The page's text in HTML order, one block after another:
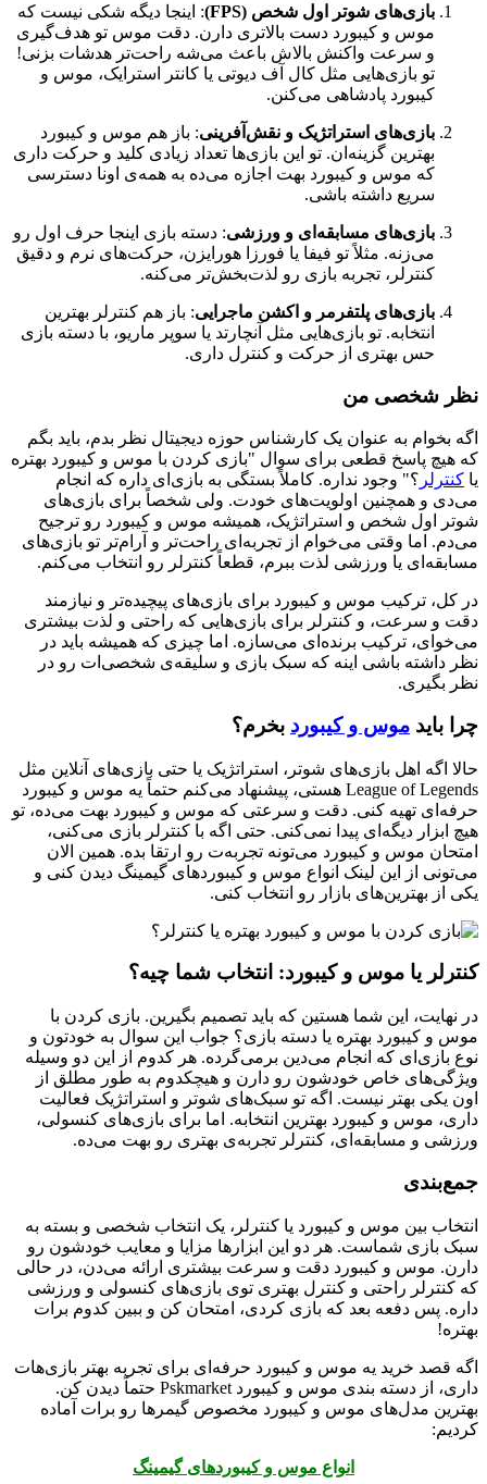
بازی‌های شوتر اول شخص (FPS)
: اینجا دیگه شکی نیست که
موس و کیبورد دست بالاتری دارن. دقت موس تو هدف‌گیری
و سرعت واکنش بالاش باعث می‌شه راحت‌تر هدشات بزنی!
تو بازی‌هایی مثل کال آف دیوتی یا کانتر استرایک، موس و
کیبورد پادشاهی می‌کنن.
بازی‌های استراتژیک و نقش‌آفرینی: باز هم موس و کیبورد
بهترین گزینه‌ان. تو این بازی‌ها تعداد زیادی کلید و حرکت داری
که موس و کیبورد بهت اجازه می‌ده به همه‌ی اونا دسترسی
سریع داشته باشی.
بازی‌های مسابقه‌ای و ورزشی: دسته بازی اینجا حرف اول رو
می‌زنه. مثلاً تو فیفا یا فورزا هورایزن، حرکت‌های نرم و دقیق
کنترلر، تجربه بازی رو لذت‌بخش‌تر می‌کنه.
بازی‌های پلتفرمر و اکشن ماجرایی: باز هم کنترلر بهترین
انتخابه. تو بازی‌هایی مثل آنچارتد یا سوپر ماریو، با دسته بازی
حس بهتری از حرکت و کنترل داری.
نظر شخصی من
اگه بخوام به عنوان یک کارشناس حوزه دیجیتال نظر بدم، باید بگم
که هیچ پاسخ قطعی برای سوال "بازی کردن با موس و کیبورد بهتره
یا کنترلر ؟" وجود نداره. کاملاً بستگی به بازی‌ای داره که انجام
می‌دی و همچنین اولویت‌های خودت. ولی شخصاً برای بازی‌های
شوتر اول شخص و استراتژیک، همیشه موس و کیبورد رو ترجیح
می‌دم. اما وقتی می‌خوام از تجربه‌ای راحت‌تر و آرام‌تر تو بازی‌های
مسابقه‌ای یا ورزشی لذت ببرم، قطعاً کنترلر رو انتخاب می‌کنم.
در کل، ترکیب موس و کیبورد برای بازی‌های پیچیده‌تر و نیازمند
دقت و سرعت، و کنترلر برای بازی‌هایی که راحتی و لذت بیشتری
می‌خوای، ترکیب برنده‌ای می‌سازه. اما چیزی که همیشه باید در
نظر داشته باشی اینه که سبک بازی و سلیقه‌ی شخصی‌ات رو در
نظر بگیری.
چرا باید موس و کیبورد بخرم؟
حالا اگه اهل بازی‌های شوتر، استراتژیک یا حتی بازی‌های آنلاین مثل
League of Legends هستی، پیشنهاد می‌کنم حتماً یه موس و کیبورد
حرفه‌ای تهیه کنی. دقت و سرعتی که موس و کیبورد بهت می‌ده، تو
هیچ ابزار دیگه‌ای پیدا نمی‌کنی. حتی اگه با کنترلر بازی می‌کنی،
امتحان موس و کیبورد می‌تونه تجربه‌ت رو ارتقا بده. همین الان
می‌تونی از این لینک انواع موس و کیبوردهای گیمینگ دیدن کنی و
یکی از بهترین‌های بازار رو انتخاب کنی.
کنترلر یا موس و کیبورد: انتخاب شما چیه؟
در نهایت، این شما هستین که باید تصمیم بگیرین. بازی کردن با
موس و کیبورد بهتره یا دسته بازی؟ جواب این سوال به خودتون و
نوع بازی‌ای که انجام می‌دین برمی‌گرده. هر کدوم از این دو وسیله
ویژگی‌های خاص خودشون رو دارن و هیچکدوم به طور مطلق از
اون یکی بهتر نیست. اگه تو سبک‌های شوتر و استراتژیک فعالیت
داری، موس و کیبورد بهترین انتخابه. اما برای بازی‌های کنسولی،
ورزشی و مسابقه‌ای، کنترلر تجربه‌ی بهتری رو بهت می‌ده.
جمع‌بندی
انتخاب بین موس و کیبورد یا کنترلر، یک انتخاب شخصی و بسته به
سبک بازی شماست. هر دو این ابزارها مزایا و معایب خودشون رو
دارن. موس و کیبورد دقت و سرعت بیشتری ارائه می‌دن، در حالی
که کنترلر راحتی و کنترل بهتری توی بازی‌های کنسولی و ورزشی
داره. پس دفعه بعد که بازی کردی، امتحان کن و ببین کدوم برات
بهتره!
اگه قصد خرید یه موس و کیبورد حرفه‌ای برای تجربه بهتر بازی‌هات
داری، از دسته بندی موس و کیبورد Pskmarket حتماً دیدن کن.
بهترین مدل‌های موس و کیبورد مخصوص گیمرها رو برات آماده
کردیم:
انواع موس و کیبوردهای گیمینگ